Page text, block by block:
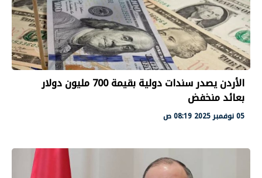
الأردن يصدر سندات دولية بقيمة 700 مليون دولار
بعائد منخفض
05 نوفمبر 2025 08:19 ص